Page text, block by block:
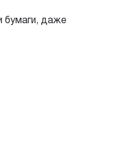
бумаги, даже